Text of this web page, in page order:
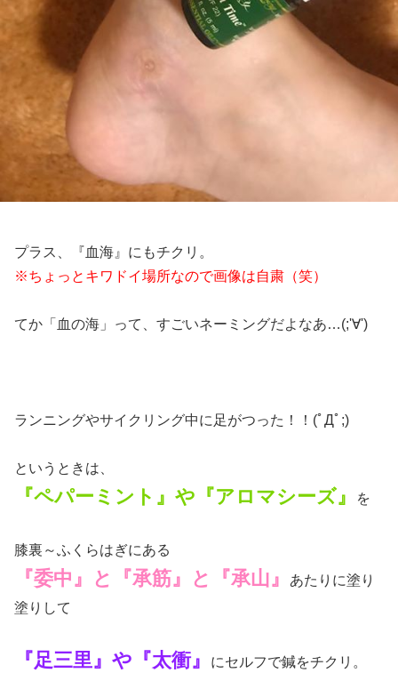
プラス、『血海』にもチクリ。
※ちょっとキワドイ場所なので画像は自粛（笑）
てか「血の海」って、すごいネーミングだよなあ…(;'∀')
ランニングやサイクリング中に足がつった！！(ﾟДﾟ;)
というときは、
『ペパーミント』や『アロマシーズ』 を
膝裏～ふくらはぎにある
『委中』と『承筋』と『承山』
あたりに塗り
塗りして
『足三里』や『太衝』 にセルフで鍼をチクリ。